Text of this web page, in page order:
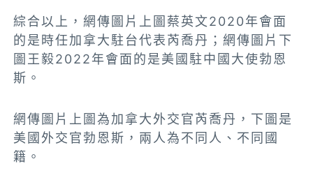
綜合以上，網傳圖片上圖 蔡英文2020年會面
的是時任加拿大駐台代表芮喬丹；網傳圖片下
圖王毅2022年會面的是美國駐中國大使勃恩
斯。
網傳圖片上圖為加拿大外交官芮喬丹，下圖是
美國外交官勃恩斯，兩人為不同人、不同國
籍。